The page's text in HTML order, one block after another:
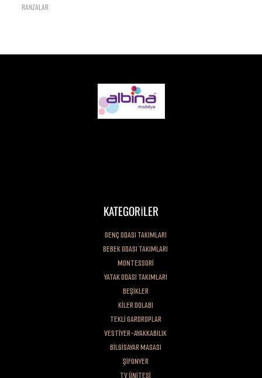
RANZALAR
KATEGORİLER
GENÇ ODASI TAKIMLARI
BEBEK ODASI TAKIMLARI
MONTESSORİ
YATAK ODASI TAKIMLARI
BEŞİKLER
KİLER DOLABI
TEKLİ GARDROPLAR
VESTİYER-AYAKKABILIK
BİLGİSAYAR MASASI
ŞİFONYER
TV ÜNİTESİ